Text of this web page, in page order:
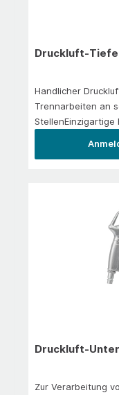
Druckluft-
Handlicher
Trennarbeiten an
StellenEinzigartige
Trennscheibe für
Druckluft-
Zur Verarbeitung